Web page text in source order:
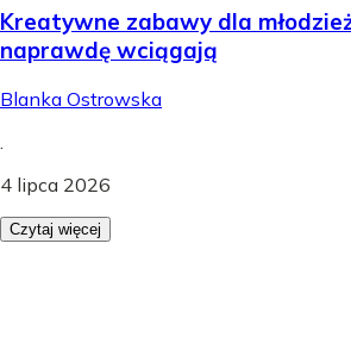
Kreatywne zabawy dla
naprawdę wciągają
Blanka Ostrowska
4 lipca 2026
Czytaj więcej